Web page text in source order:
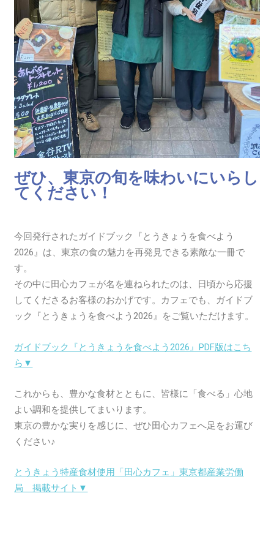
ぜひ、東京の旬を味わいにいらし
てください！
今回発行されたガイドブック『とうきょうを食べよう
2026』は、東京の食の魅力を再発見できる素敵な一冊で
す。
その中に田心カフェが名を連ねられたのは、日頃から応援
してくださるお客様のおかげです。カフェでも、ガイドブ
ック『とうきょうを食べよう2026』をご覧いただけます。
ガイドブック『とうきょうを食べよう2026』PDF版はこち
ら▼
これからも、豊かな食材とともに、皆様に「食べる」心地
よい調和を提供してまいります。
東京の豊かな実りを感じに、ぜひ田心カフェへ足をお運び
ください♪
とうきょう特産食材使用「田心カフェ」東京都産業労働
局 掲載サイト▼